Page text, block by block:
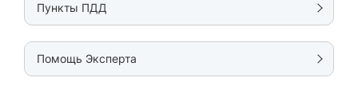
Пункты ПДД
Помощь Эксперта